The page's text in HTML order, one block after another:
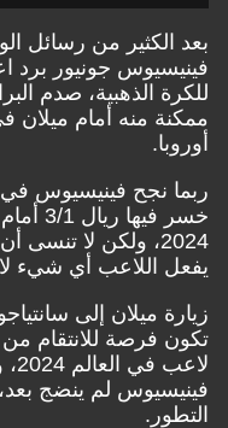
بعد الكثير من رسائل
فينيسيوس جونيور برد
للكرة الذهبية، صدم
ممكنة منه أمام ميلان
أوروبا.
ربما نجح فينيسيوس في
2024، ولكن لا
يفعل اللاعب أي شيء لا
زيارة ميلان إلى
تكون فرصة للانتقام
فينيسيوس لم ينضج
التطور.